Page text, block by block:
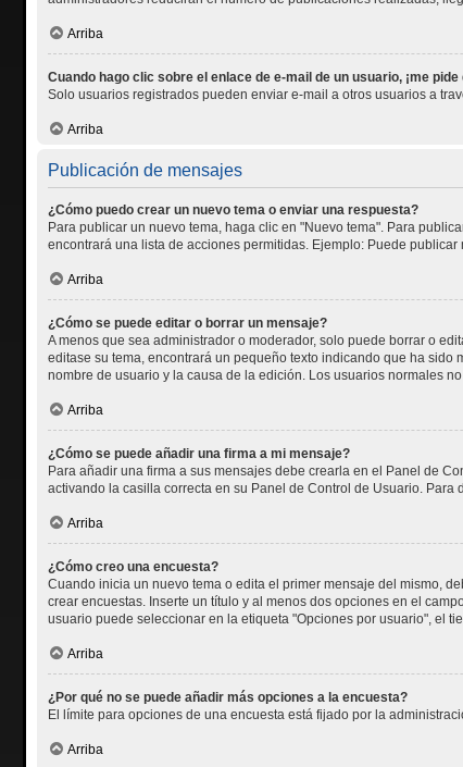
Arriba
Cuando hago clic sobre el enlace de e-mail de un usuario, ¡me
Solo usuarios registrados pueden enviar e-mail a otros usuarios a
Arriba
Publicación de mensajes
¿Cómo puedo crear un nuevo tema o enviar una respuesta?
Para publicar un nuevo tema, haga clic en "Nuevo tema". Para
encontrará una lista de acciones permitidas. Ejemplo: Puede
Arriba
¿Cómo se puede editar o borrar un mensaje?
A menos que sea administrador o moderador, solo puede borrar o
editase su tema, encontrará un pequeño texto indicando que ha
nombre de usuario y la causa de la edición. Los usuarios normales
Arriba
¿Cómo se puede añadir una firma a mi mensaje?
Para añadir una firma a sus mensajes debe crearla en el Panel de
activando la casilla correcta en su Panel de Control de Usuario.
Arriba
¿Cómo creo una encuesta?
Cuando inicia un nuevo tema o edita el primer mensaje del mismo,
crear encuestas. Inserte un título y al menos dos opciones en el
usuario puede seleccionar en la etiqueta "Opciones por usuario", el
Arriba
¿Por qué no se puede añadir más opciones a la encuesta?
El límite para opciones de una encuesta está fijado por la
Arriba